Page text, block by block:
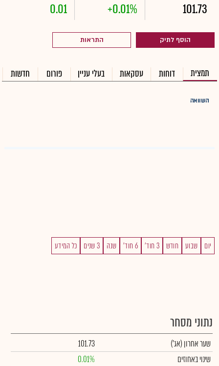
101.73
+0.01%
0.01
הוסף לתיק התראות
תמצית דוחות עסקאות בעלי עניין פורום חדשות
השוואה
יום שבוע חודש 3 חוד' 6 חוד' שנה 3 שנים כל המידע
נתוני מסחר
שער אחרון (אג')
101.73
שינוי באחוזים
0.01%